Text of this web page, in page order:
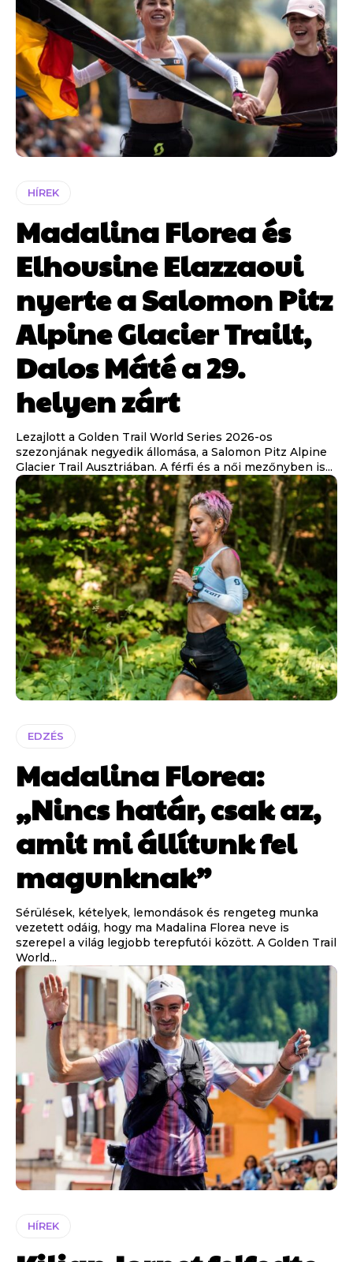
HÍREK
Madalina Florea és
Elhousine Elazzaoui
nyerte a Salomon Pitz
Alpine Glacier Trailt,
Dalos Máté a 29.
helyen zárt
Lezajlott a Golden Trail World Series 2026-os
szezonjának negyedik állomása, a Salomon Pitz Alpine
Glacier Trail Ausztriában. A férfi és a női mezőnyben is...
EDZÉS
Madalina Florea:
„Nincs határ, csak az,
amit mi állítunk fel
magunknak”
Sérülések, kételyek, lemondások és rengeteg munka
vezetett odáig, hogy ma Madalina Florea neve is
szerepel a világ legjobb terepfutói között. A Golden Trail
World...
HÍREK